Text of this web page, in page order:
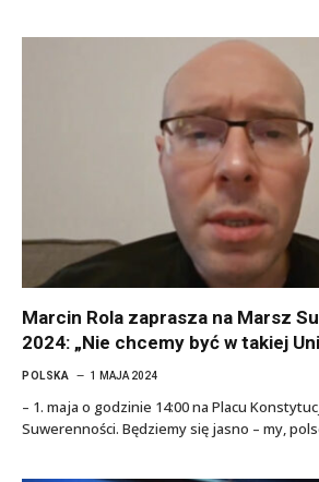
Marcin Rola zaprasza na Marsz
2024: „Nie chcemy być w takiej
POLSKA 1 MAJA 2024
– 1. maja o godzinie 14:00 na Placu
Suwerenności. Będziemy się jasno – my,